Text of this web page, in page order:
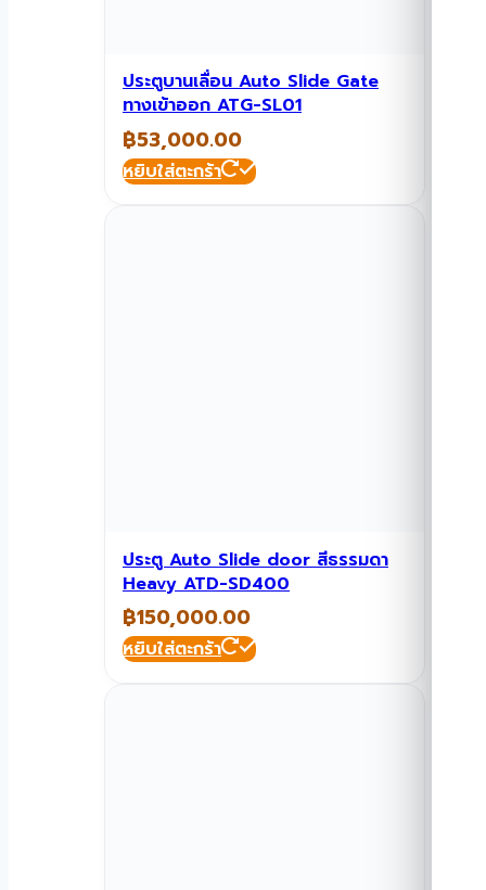
ประตูบานเลื่อน Auto Slide Gate
ทางเข้าออก ATG-SL01
฿53,000.00
หยิบใส่ตะกร้า
ประตู Auto Slide door สีธรรมดา
Heavy ATD-SD400
฿150,000.00
หยิบใส่ตะกร้า